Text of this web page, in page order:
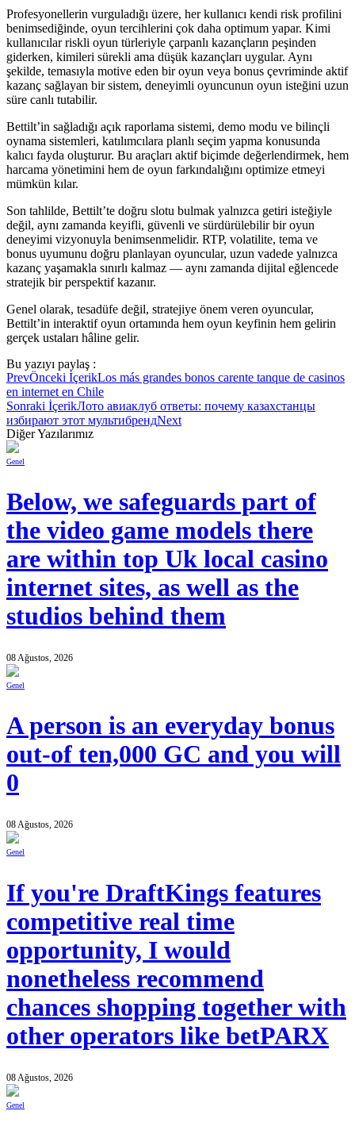
Profesyonellerin vurguladığı üzere, her kullanıcı kendi risk profilini
benimsediğinde, oyun tercihlerini çok daha optimum yapar. Kimi
kullanıcılar riskli oyun türleriyle çarpanlı kazançların peşinden
giderken, kimileri sürekli ama düşük kazançları uygular. Aynı
şekilde, temasıyla motive eden bir oyun veya bonus çevriminde aktif
kazanç sağlayan bir sistem, deneyimli oyuncunun oyun isteğini uzun
süre canlı tutabilir.
Bettilt’in sağladığı açık raporlama sistemi, demo modu ve bilinçli
oynama sistemleri, katılımcılara planlı seçim yapma konusunda
kalıcı fayda oluşturur. Bu araçları aktif biçimde değerlendirmek, hem
harcama yönetimini hem de oyun farkındalığını optimize etmeyi
mümkün kılar.
Son tahlilde, Bettilt’te doğru slotu bulmak yalnızca getiri isteğiyle
değil, aynı zamanda keyifli, güvenli ve sürdürülebilir bir oyun
deneyimi vizyonuyla benimsenmelidir. RTP, volatilite, tema ve
bonus uyumunu doğru planlayan oyuncular, uzun vadede yalnızca
kazanç yaşamakla sınırlı kalmaz — aynı zamanda dijital eğlencede
stratejik bir perspektif kazanır.
Genel olarak, tesadüfe değil, stratejiye önem veren oyuncular,
Bettilt’in interaktif oyun ortamında hem oyun keyfinin hem gelirin
gerçek ustaları hâline gelir.
Bu yazıyı paylaş :
PrevÖnceki İçerikLos más grandes bonos carente tanque de casinos
en internet en Chile
Sonraki İçerikЛото авиаклуб ответы: почему казахстанцы
избирают этот мультибрендNext
Diğer Yazılarımız
Genel
Below, we safeguards part of
the video game models there
are within top Uk local casino
internet sites, as well as the
studios behind them
08 Ağustos, 2026
Genel
A person is an everyday bonus
out-of ten,000 GC and you will
0
08 Ağustos, 2026
Genel
If you're DraftKings features
competitive real time
opportunity, I would
nonetheless recommend
chances shopping together with
other operators like betPARX
08 Ağustos, 2026
Genel